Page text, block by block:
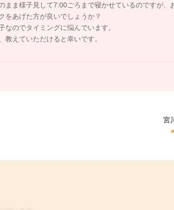
まま様子見して7:00ごろまで寝かせているのですが、
をあげた方が良いでしょうか？
なのでタイミングに悩んでいます。
教えていただけると幸いです。
宮